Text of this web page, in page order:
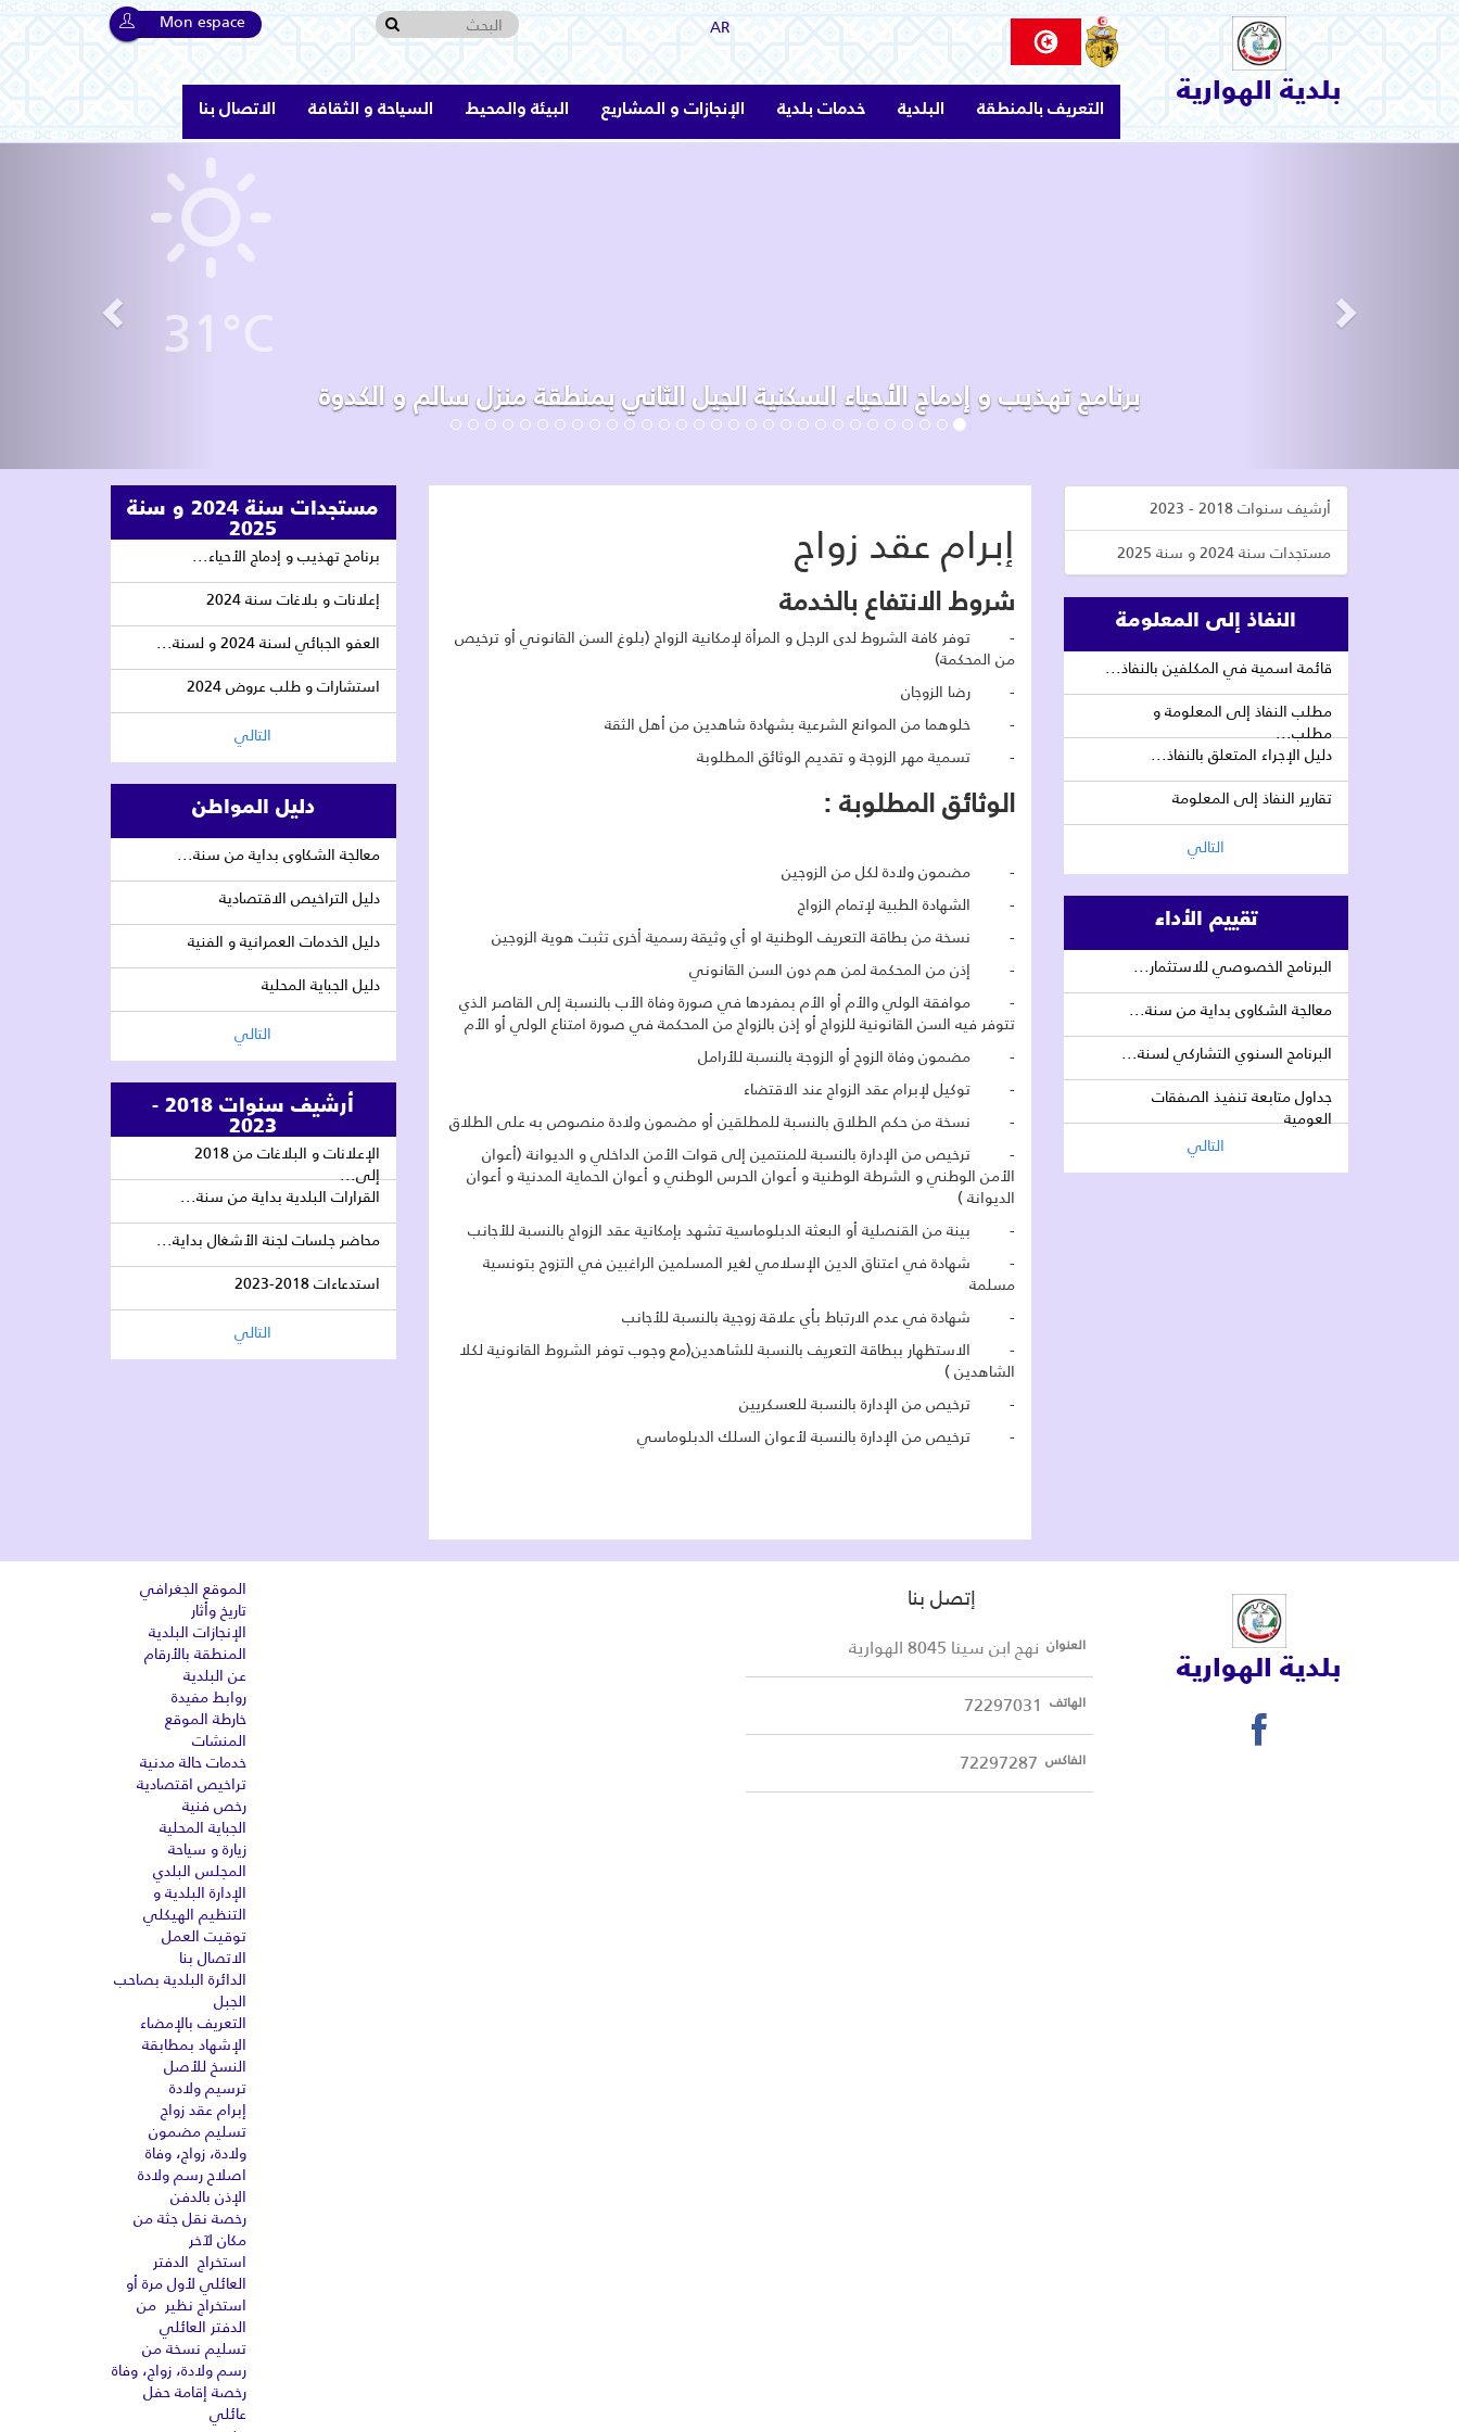
الاتصال بنا
السياحة و الثقافة
البيئة والمحيط
Mon espace AR
الاتصال بنا السياحة و الثقافة البيئة والمحيط الإنجازات و المشاريع خدمات بلدية البلدية التعريف بالمنطقة بلدية الهوارية
31°C
برنامج تهذيب و إدماج الأحياء السكنية الجيل الثاني بمنطقة منزل سالم و الكدوة
إبرام عقد زواج
شروط الانتفاع بالخدمة
- توفر كافة الشروط لدى الرجل و المرأة لإمكانية الزواج (بلوغ السن القانوني أو ترخيص
من المحكمة)
- رضا الزوجان
- خلوهما من الموانع الشرعية بشهادة شاهدين من أهل الثقة
- تسمية مهر الزوجة و تقديم الوثائق المطلوبة
الوثائق المطلوبة :
- مضمون ولادة لكل من الزوجين
- الشهادة الطبية لإتمام الزواج
- نسخة من بطاقة التعريف الوطنية او أي وثيقة رسمية أخرى تثبت هوية الزوجين
- إذن من المحكمة لمن هم دون السن القانوني
- موافقة الولي والأم أو الأم بمفردها في صورة وفاة الأب بالنسبة إلى القاصر الذي
تتوفر فيه السن القانونية للزواج أو إذن بالزواج من المحكمة في صورة امتناع الولي أو الأم
- مضمون وفاة الزوج أو الزوجة بالنسبة للأرامل
- توكيل لإبرام عقد الزواج عند الاقتضاء
- نسخة من حكم الطلاق بالنسبة للمطلقين أو مضمون ولادة منصوص به على الطلاق
- ترخيص من الإدارة بالنسبة للمنتمين إلى قوات الأمن الداخلي و الديوانة (أعوان
الأمن الوطني و الشرطة الوطنية و أعوان الحرس الوطني و أعوان الحماية المدنية و أعوان
الديوانة )
- بينة من القنصلية أو البعثة الدبلوماسية تشهد بإمكانية عقد الزواج بالنسبة للأجانب
- شهادة في اعتناق الدين الإسلامي لغير المسلمين الراغبين في التزوج بتونسية
مسلمة
- شهادة في عدم الارتباط بأي علاقة زوجية بالنسبة للأجانب
- الاستظهار ببطاقة التعريف بالنسبة للشاهدين(مع وجوب توفر الشروط القانونية لكلا
الشاهدين )
- ترخيص من الإدارة بالنسبة للعسكريين
- ترخيص من الإدارة بالنسبة لأعوان السلك الدبلوماسي
مستجدات سنة 2024 و سنة
2025
برنامج تهذيب و إدماج الأحياء...
إعلانات و بلاغات سنة 2024
العفو الجبائي لسنة 2024 و لسنة...
استشارات و طلب عروض 2024
التالي
دليل المواطن
معالجة الشكاوى بداية من سنة...
دليل التراخيص الاقتصادية
دليل الخدمات العمرانية و الفنية
دليل الجباية المحلية
التالي
أرشيف سنوات 2018 -
2023
الإعلانات و البلاغات من 2018
إلى...
القرارات البلدية بداية من سنة...
محاضر جلسات لجنة الأشغال بداية...
استدعاءات 2018-2023
التالي
أرشيف سنوات 2018 - 2023
مستجدات سنة 2024 و سنة 2025
النفاذ إلى المعلومة
قائمة اسمية في المكلفين بالنفاذ...
مطلب النفاذ إلى المعلومة و
مطلب...
دليل الإجراء المتعلق بالنفاذ...
تقارير النفاذ إلى المعلومة
التالي
تقييم الأداء
البرنامج الخصوصي للاستثمار...
معالجة الشكاوى بداية من سنة...
البرنامج السنوي التشاركي لسنة...
جداول متابعة تنفيذ الصفقات
العومية
التالي
الموقع الجغرافي
تاريخ وأثار
الإنجازات البلدية
المنطقة بالأرقام
عن البلدية
روابط مفيدة
خارطة الموقع
المنشات
خدمات حالة مدنية
تراخيص اقتصادية
رخص فنية
الجباية المحلية
زيارة و سياحة
المجلس البلدي
الإدارة البلدية و
التنظيم الهيكلي
توقيت العمل
الاتصال بنا
الدائرة البلدية بصاحب
الجبل
التعريف بالإمضاء
الإشهاد بمطابقة
النسخ للأصل
ترسيم ولادة
إبرام عقد زواج
تسليم مضمون
ولادة، زواج، وفاة
اصلاح رسم ولادة
الإذن بالدفن
رخصة نقل جثة من
مكان لآخر
استخراج الدفتر
العائلي لأول مرة أو
استخراج نظير من
الدفتر العائلي
تسليم نسخة من
رسم ولادة، زواج، وفاة
رخصة إقامة حفل
عائلي
إتصل بنا
العنوان نهج ابن سينا 8045 الهوارية
الهاتف 72297031
الفاكس 72297287
بلدية الهوارية